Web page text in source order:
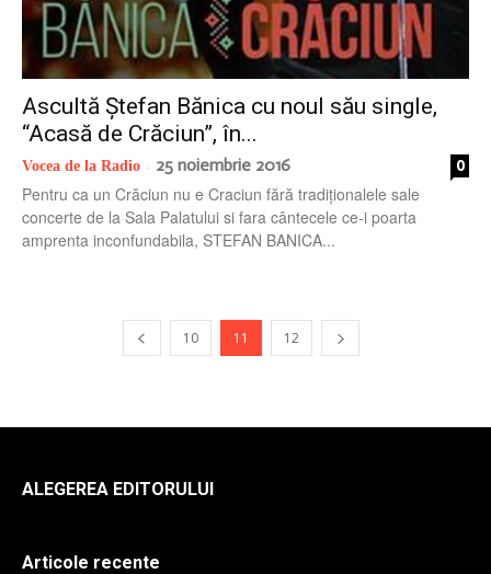
Ascultă Ştefan Bănica cu noul său single,
“Acasă de Crăciun”, în...
Vocea de la Radio - 25 noiembrie 2016 0
Pentru ca un Crăciun nu e Craciun fără tradiționalele sale
concerte de la Sala Palatului si fara cântecele ce-i poarta
amprenta inconfundabila, STEFAN BANICA...
10 11 12
ALEGEREA EDITORULUI
Articole recente